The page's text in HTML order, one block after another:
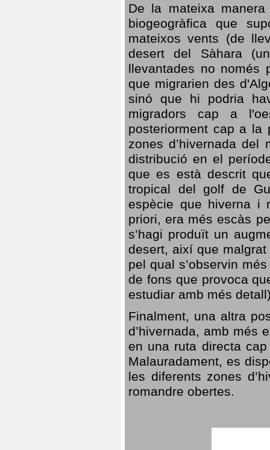
De la mateixa
biogeogràfica que
mateixos vents (de
desert del Sàhara
llevantades no només
que migrarien des
sinó que hi podria
migradors cap a
posteriorment cap a la
zones d’hivernada
distribució en el
que es està descrit
tropical del golf de
espècie que hiverna i
priori, era més escàs
s’hagi produït un
desert, així que
pel qual s’observin
de fons que provoca
estudiar amb més
Finalment, una altra
d’hivernada, amb més
en una ruta directa
Malauradament, es
les diferents zones
romandre obertes.